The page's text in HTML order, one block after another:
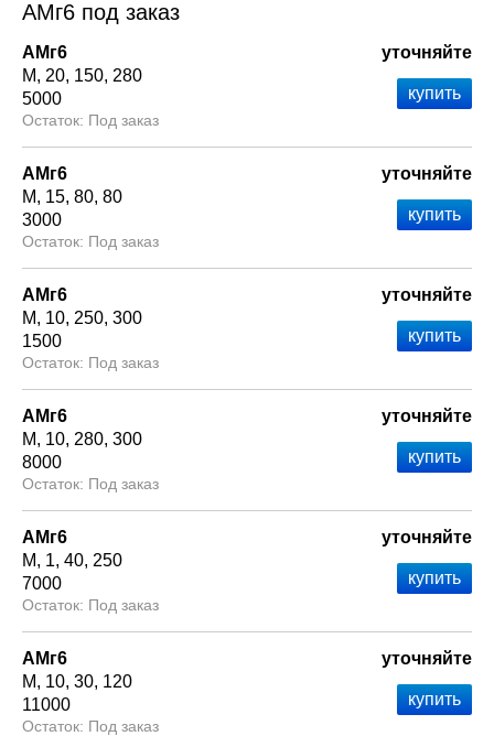
АМг6 под заказ
АМг6
М
20 150 280
5000
Под заказ
уточняйте
АМг6
М
15 80 80
3000
Под заказ
уточняйте
АМг6
М
10 250 300
1500
Под заказ
уточняйте
АМг6
М
10 280 300
8000
Под заказ
уточняйте
АМг6
М
1 40 250
7000
Под заказ
уточняйте
АМг6
М
10 30 120
11000
Под заказ
уточняйте